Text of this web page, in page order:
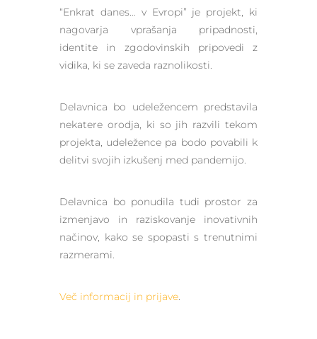
“Enkrat danes… v Evropi” je projekt, ki
nagovarja vprašanja pripadnosti,
identite in zgodovinskih pripovedi z
vidika, ki se zaveda raznolikosti.
Delavnica bo udeležencem predstavila
nekatere orodja, ki so jih razvili tekom
projekta, udeležence pa bodo povabili k
delitvi svojih izkušenj med pandemijo.
Delavnica bo ponudila tudi prostor za
izmenjavo in raziskovanje inovativnih
načinov, kako se spopasti s trenutnimi
razmerami.
Več informacij in prijave.